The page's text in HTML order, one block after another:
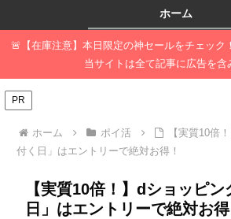
ホーム
🚨【在庫注意】本日限定の神セールをチェ
当サイトは全て記事に広告を含
PR
ホーム ポイ活
【実質10倍
付く日」はエントリーで絶対お得！
【実質10倍！】dショッピン
日」はエントリーで絶対お得